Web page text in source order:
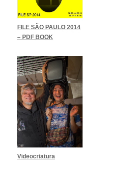
FILE SÃO PAULO 2014
– PDF BOOK
Videocriatura